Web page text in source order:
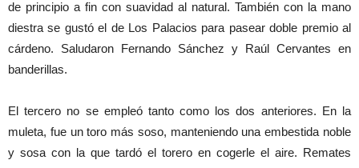
de principio a fin con suavidad al natural. También con la mano
diestra se gustó el de Los Palacios para pasear doble premio al
cárdeno. Saludaron Fernando Sánchez y Raúl Cervantes en
banderillas.
El tercero no se empleó tanto como los dos anteriores. En la
muleta, fue un toro más soso, manteniendo una embestida noble
y sosa con la que tardó el torero en cogerle el aire. Remates